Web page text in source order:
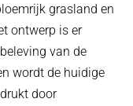
grasland en
ontwerp is er
van de
wordt de huidige
door